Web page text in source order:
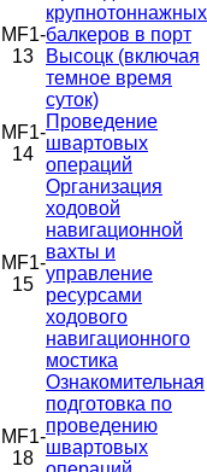
MF1-
13
крупнотоннажных
балкеров в порт
Высоцк (включая
темное время
суток)
MF1-
14
Проведение
швартовых
операций
MF1-
15
Организация
ходовой
навигационной
вахты и
управление
ресурсами
ходового
навигационного
мостика
MF1-
18
Ознакомительная
подготовка по
проведению
швартовых